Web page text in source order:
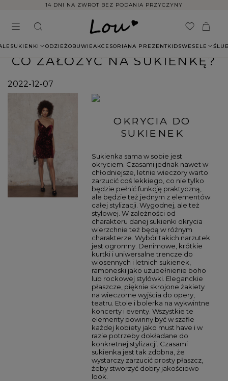
14 DNI NA ZWROT BEZ PODANIA PRZYCZYNY
SUKIENKI ODZIEŻOBUWIEAKCESORIANA PREZENTKIDSWESELE
CO ZAŁOŻYĆ NA SUKIENKĘ?
2022-12-07
OKRYCIA DO
SUKIENEK
Sukienka sama w sobie jest
okryciem. Czasami jednak nawet w
chłodniejsze, letnie wieczory warto
zarzucić coś lekkiego, co nie tylko
będzie pełnić funkcję praktyczną,
ale będzie też jednym z elementów
całej stylizacji. Wygodnej, ale też
stylowej. W zależności od
charakteru danej sukienki okrycia
wierzchnie też będą w różnym
charakterze. Wybór takich narzutek
jest ogromny. Denimowe, krótkie
kurtki i uniwersalne trencze do
wiosennych i letnich sukienek,
ramoneski jako uzupełnienie boho
lub rockowej stylówki. Eleganckie
płaszcze, pięknie skrojone żakiety
na wieczorne wyjścia do opery,
teatru. Etole i bolerka na wykwintne
koncerty i eventy. Wszystkie te
elementy powinny być w szafie
każdej kobiety jako must have i w
razie potrzeby dokładane do
konkretnej stylizacji. Czasami
sukienka jest tak zdobna, że
wystarczy zarzucić prosty płaszcz,
żeby stworzyć dobry jakościowo
look.